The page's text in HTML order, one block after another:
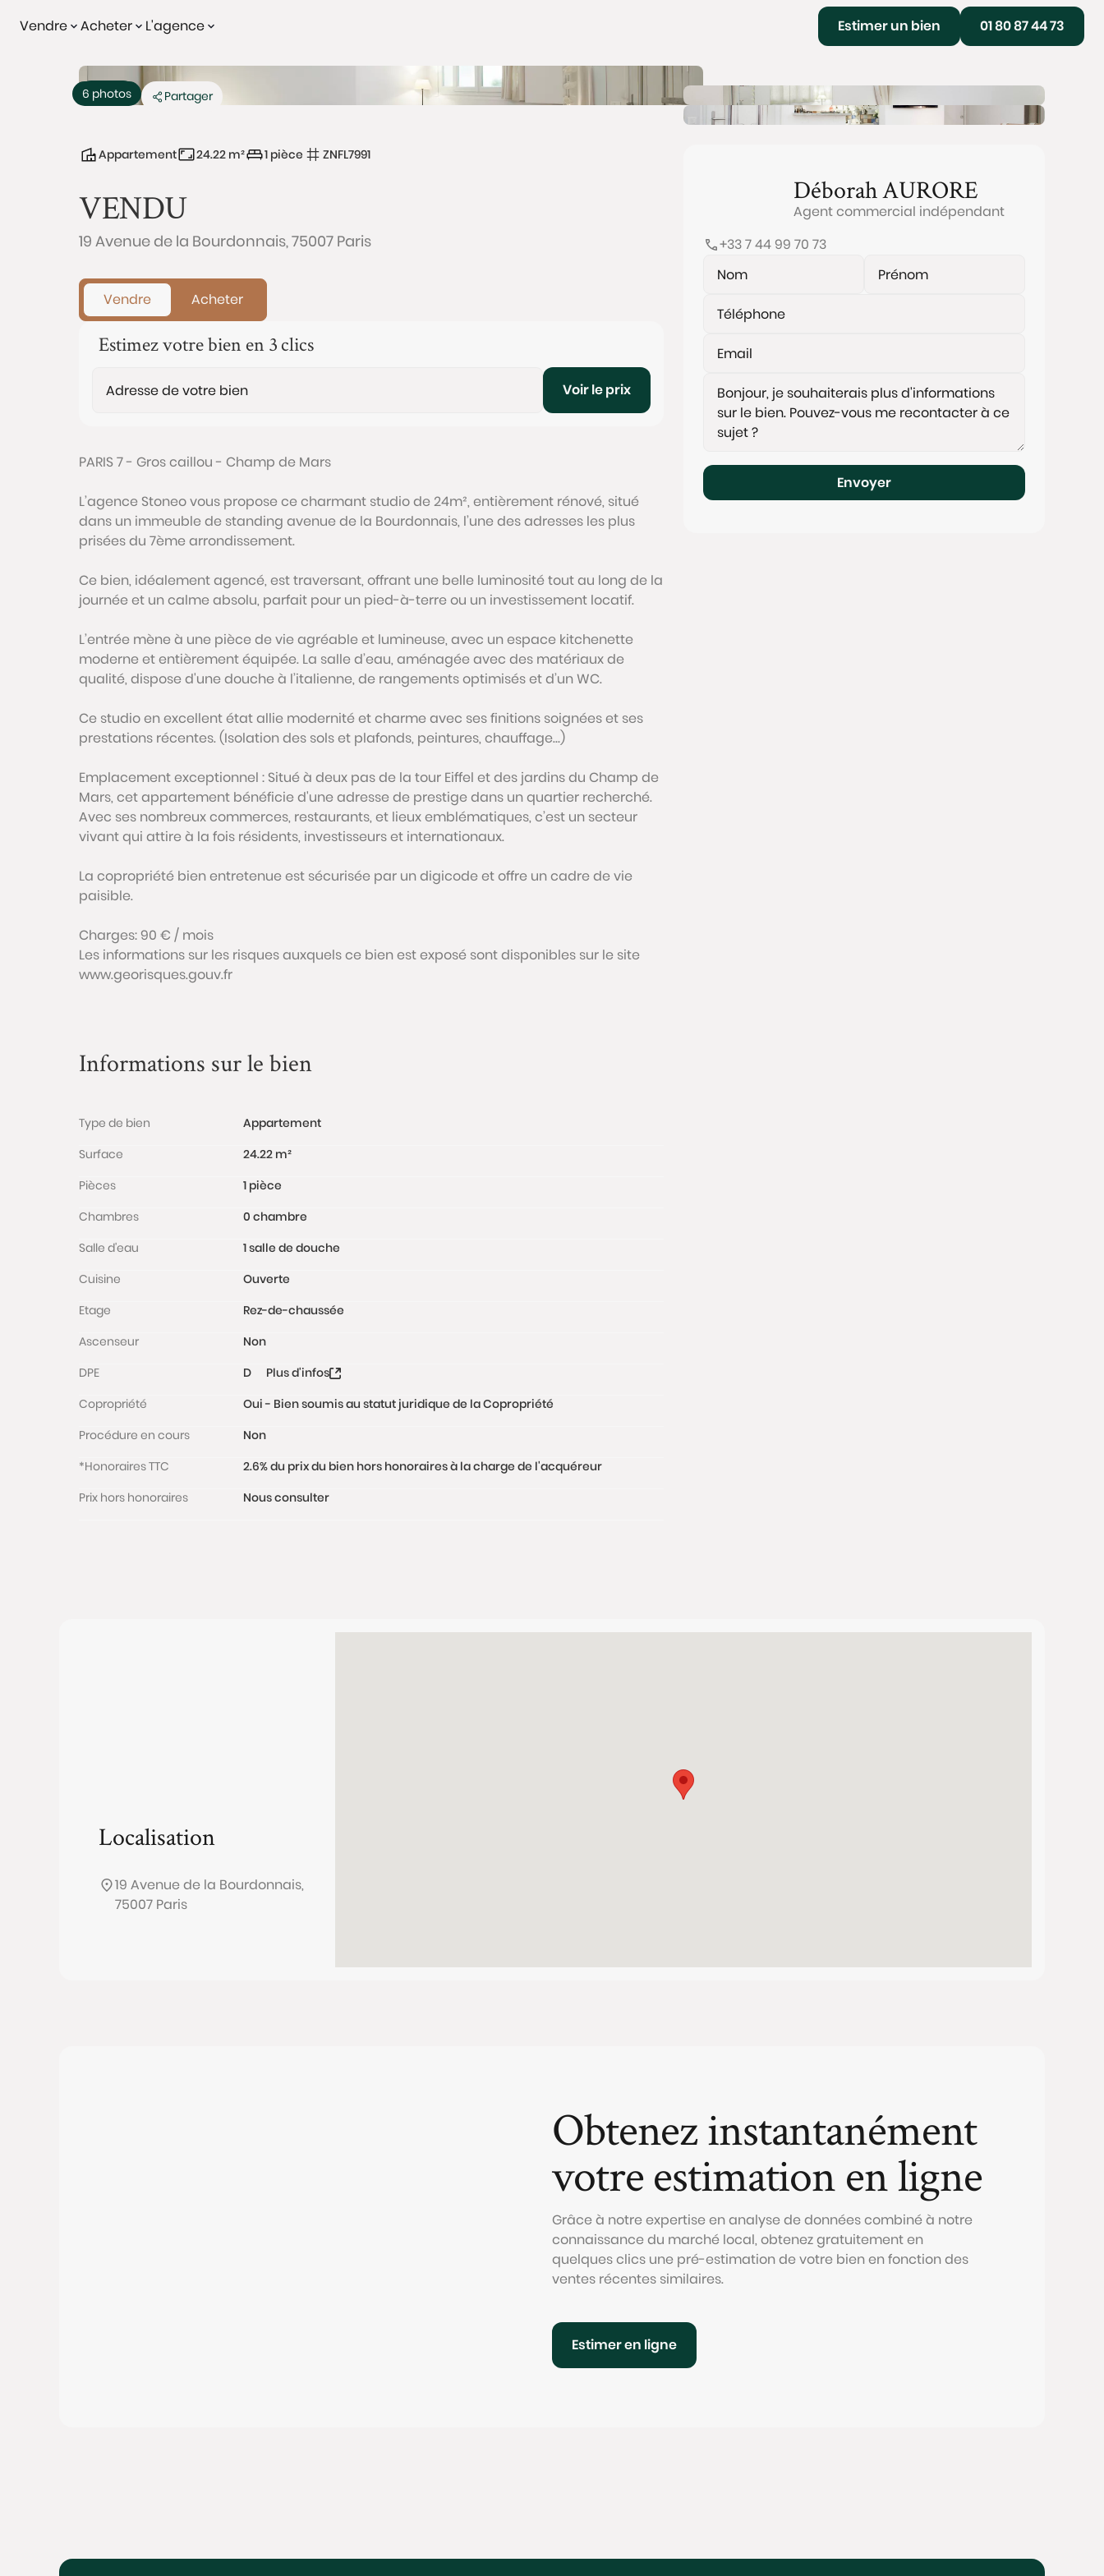
Vendre Acheter L'agence Estimer un bien 01 80 87 44 73
Vendu
6 photos Partager
Appartement 24.22 m² 1 pièce ZNFL7991
VENDU
19 Avenue de la Bourdonnais, 75007 Paris
Vendre Acheter
Estimez votre bien en 3 clics
Voir le prix
PARIS 7 - Gros caillou - Champ de Mars
L’agence Stoneo vous propose ce charmant studio de 24m², entièrement rénové, situé
dans un immeuble de standing avenue de la Bourdonnais, l’une des adresses les plus
prisées du 7ème arrondissement.
Ce bien, idéalement agencé, est traversant, offrant une belle luminosité tout au long de la
journée et un calme absolu, parfait pour un pied-à-terre ou un investissement locatif.
L’entrée mène à une pièce de vie agréable et lumineuse, avec un espace kitchenette
moderne et entièrement équipée. La salle d’eau, aménagée avec des matériaux de
qualité, dispose d'une douche à l’italienne, de rangements optimisés et d’un WC.
Ce studio en excellent état allie modernité et charme avec ses finitions soignées et ses
prestations récentes. (Isolation des sols et plafonds, peintures, chauffage…)
Emplacement exceptionnel : Situé à deux pas de la tour Eiffel et des jardins du Champ de
Mars, cet appartement bénéficie d'une adresse de prestige dans un quartier recherché.
Avec ses nombreux commerces, restaurants, et lieux emblématiques, c’est un secteur
vivant qui attire à la fois résidents, investisseurs et internationaux.
La copropriété bien entretenue est sécurisée par un digicode et offre un cadre de vie
paisible.
Charges: 90 € / mois
Les informations sur les risques auxquels ce bien est exposé sont disponibles sur le site
www.georisques.gouv.fr
Informations sur le bien
Type de bien
Appartement
Surface
24.22 m²
Pièces
1 pièce
Chambres
0 chambre
Salle d'eau
1 salle de douche
Cuisine
Ouverte
Etage
Rez-de-chaussée
Ascenseur
Non
DPE
D
Plus d'infos
Copropriété
Oui - Bien soumis au statut juridique de la Copropriété
Procédure en cours
Non
*Honoraires TTC
2.6% du prix du bien hors honoraires à la charge de l'acquéreur
Prix hors honoraires
Nous consulter
DéborahAURORE
Agent commercial indépendant
+33 7 44 99 70 73
Envoyer
Localisation
19 Avenue de la Bourdonnais,
75007 Paris
Obtenez instantanément
votre estimation en ligne
Grâce à notre expertise en analyse de données combiné à notre
connaissance du marché local, obtenez gratuitement en
quelques clics une pré-estimation de votre bien en fonction des
ventes récentes similaires.
Estimer en ligne